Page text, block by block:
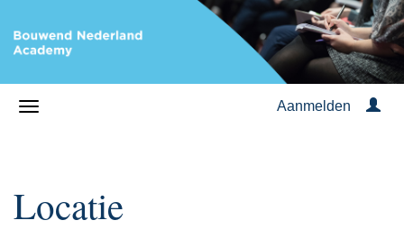
Aanmelden
Locatie